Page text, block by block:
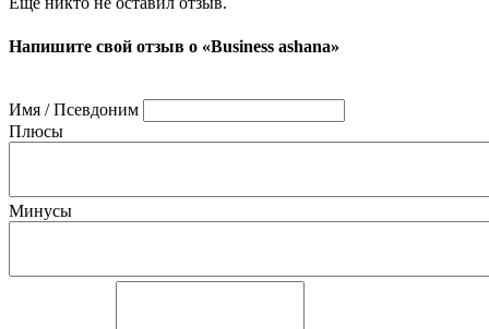
Напишите свой отзыв о «Business ashana»
Имя / Псевдоним
Плюсы
Минусы